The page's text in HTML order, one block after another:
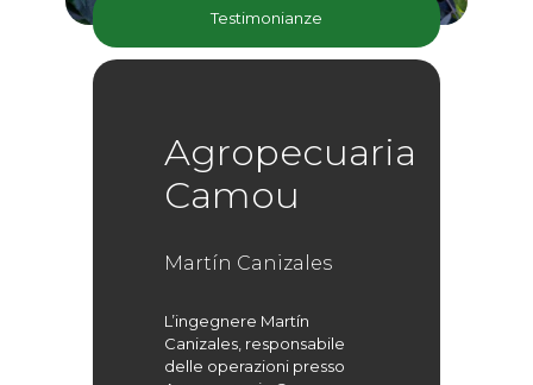
Testimonianze
Agropecuaria
Camou
Martín Canizales
L’ingegnere Martín
Canizales, responsabile
delle operazioni presso